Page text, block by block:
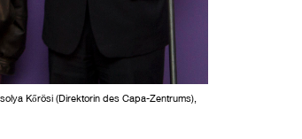
Kőrösi (Direktorin des Capa-Zentrums),